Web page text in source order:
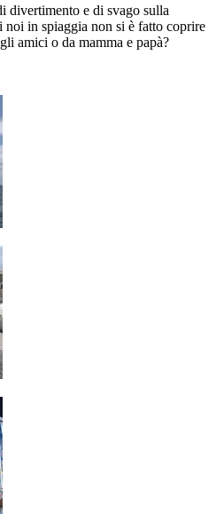
divertimento e di svago sulla
noi in spiaggia non si è fatto coprire
amici o da mamma e papà?